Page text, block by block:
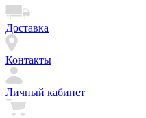
Доставка
Контакты
Личный кабинет